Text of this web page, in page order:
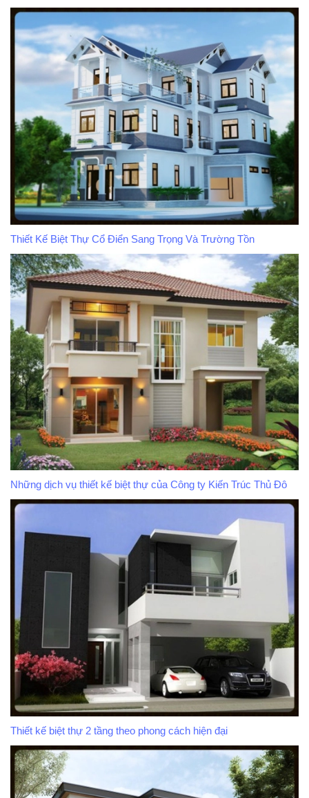
Thiết Kế Biệt Thự Cổ Điển Sang Trọng Và Trường Tồn
Những dịch vụ thiết kế biệt thự của Công ty Kiến Trúc Thủ Đô
Thiết kế biệt thự 2 tầng theo phong cách hiện đại